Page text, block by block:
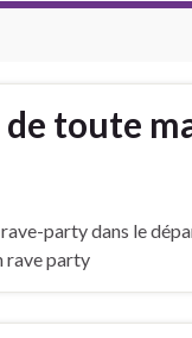
toute
party dans le
rave party